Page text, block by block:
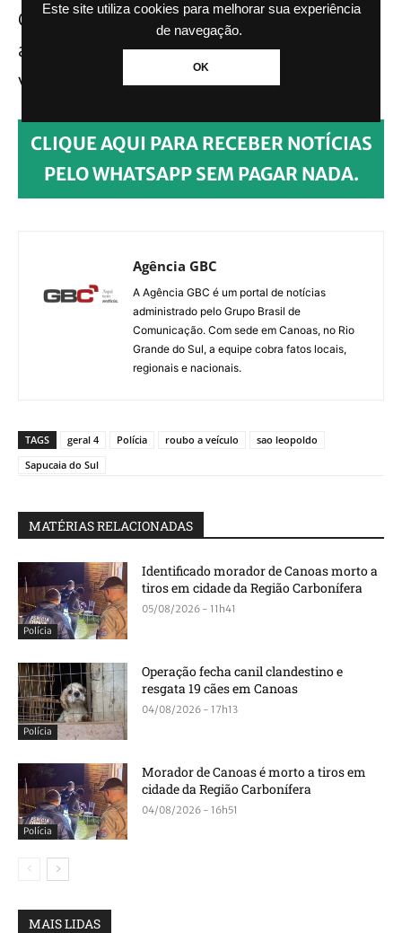
Este site utiliza cookies para melhorar sua experiência
de navegação.
OK
O criminoso preso no local já tinha
antecedentes criminais por roubo de
veículo. Ele foi reconhecido pela vítima.
CLIQUE AQUI PARA RECEBER NOTÍCIAS
PELO WHATSAPP SEM PAGAR NADA.
Agência GBC
A Agência GBC é um portal de notícias
administrado pelo Grupo Brasil de
Comunicação. Com sede em Canoas, no Rio
Grande do Sul, a equipe cobra fatos locais,
regionais e nacionais.
TAGS geral 4 Polícia roubo a veículo
sao leopoldo
Sapucaia do Sul
MATÉRIAS RELACIONADAS
Polícia
Identificado morador de Canoas morto a
tiros em cidade da Região Carbonífera
05/08/2026 - 11h41
Polícia
Operação fecha canil clandestino e
resgata 19 cães em Canoas
04/08/2026 - 17h13
Polícia
Morador de Canoas é morto a tiros em
cidade da Região Carbonífera
04/08/2026 - 16h51
MAIS LIDAS